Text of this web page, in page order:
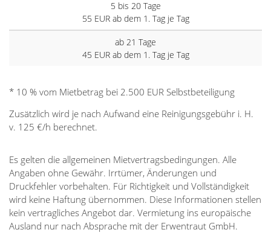
5 bis 20 Tage
55 EUR ab dem 1. Tag je Tag
ab 21 Tage
45 EUR ab dem 1. Tag je Tag
* 10 % vom Mietbetrag bei 2.500 EUR Selbstbeteiligung
Zusätzlich wird je nach Aufwand eine Reinigungsgebühr i. H.
v. 125 €/h berechnet.
Es gelten die allgemeinen Mietvertragsbedingungen. Alle
Angaben ohne Gewähr. Irrtümer, Änderungen und
Druckfehler vorbehalten. Für Richtigkeit und Vollständigkeit
wird keine Haftung übernommen. Diese Informationen stellen
kein vertragliches Angebot dar. Vermietung ins europäische
Ausland nur nach Absprache mit der Erwentraut GmbH.